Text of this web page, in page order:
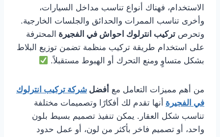
الاستخدام، فهناك أنواع تناسب مداخل السيارات،
وأخرى تناسب الممرات والحدائق والجلسات الخارجية.
وتحرص تركيب انترلوك احواش في الفجيرة المحترفة
على استخدام طريقة تركيب منظمة تضمن توزيع البلاط
بشكل متساوٍ ومنع التحرك أو الهبوط مستقبلاً.
من أهم مميزات التعامل مع أفضل شركة تركيب انترلوك
في الفجيرة أنها تقدم لك أفكارًا وتصميمات مختلفة
تناسب شكل العقار. يمكن تنفيذ تصميم بسيط بلون
واحد، أو تصميم فاخر بأكثر من لون، أو عمل حدود